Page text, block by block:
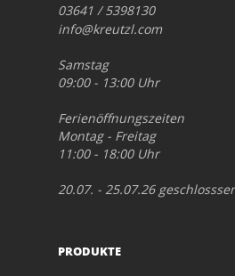
03641 / 5398130
info@kreutzl.com
Samstag
09:00 - 13:00 Uhr
Ferienöffnungszeiten
Montag - Freitag
11:00 - 18:00 Uhr
20.07. - 25.07.26
PRODUKTE